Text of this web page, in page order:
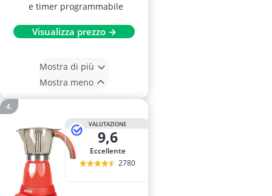
e timer programmabile
Visualizza prezzo →
Mostra di più
Mostra meno
VALUTAZIONE
9,6
Eccellente
2780